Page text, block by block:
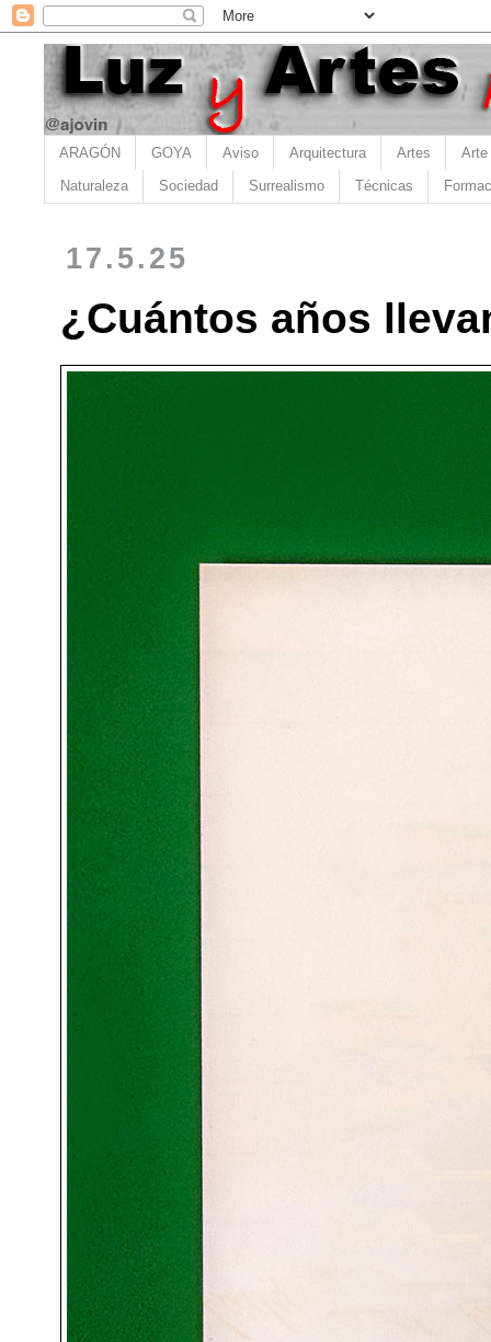
ARAGÓN GOYA Aviso Arquitectura Artes Arte
Naturaleza Sociedad Surrealismo Técnicas
17.5.25
¿Cuántos años